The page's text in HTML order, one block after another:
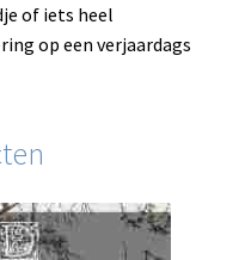
of iets heel
op een verjaardags